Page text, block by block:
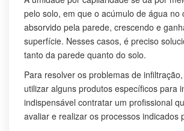
pelo solo, em que o acúmulo de água no
absorvido pela parede, crescendo e
superfície. Nesses casos, é preciso
tanto da parede quanto do solo.
Para resolver os problemas de
utilizar alguns produtos específicos para
indispensável contratar um profissional
avaliar e realizar os processos indicados